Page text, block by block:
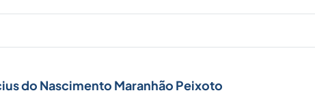
do Nascimento Maranhão Peixoto